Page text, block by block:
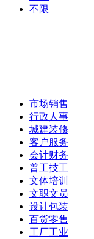
不限
市场销售
行政人事
城建装修
客户服务
会计财务
普工技工
文体培训
文职文员
设计包装
百货零售
工厂工业